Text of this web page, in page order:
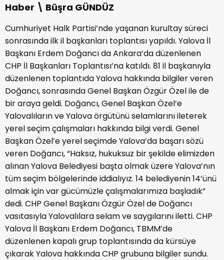
Haber \ Büşra GÜNDÜZ
Cumhuriyet Halk Partisi’nde yaşanan kurultay süreci
sonrasında ilk il başkanları toplantısı yapıldı. Yalova İl
Başkanı Erdem Doğancı da Ankara’da düzenlenen
CHP İl Başkanları Toplantısı’na katıldı. 81 il başkanıyla
düzenlenen toplantıda Yalova hakkında bilgiler veren
Doğancı, sonrasında Genel Başkan Özgür Özel ile de
bir araya geldi. Doğancı, Genel Başkan Özel’e
Yalovalıların ve Yalova örgütünü selamlarını ileterek
yerel seçim çalışmaları hakkında bilgi verdi. Genel
Başkan Özel’e yerel seçimde Yalova’da başarı sözü
veren Doğancı, “Haksız, hukuksuz bir şekilde elimizden
alınan Yalova Belediyesi başta olmak üzere Yalova’nın
tüm seçim bölgelerinde iddialıyız. 14 belediyenin 14’ünü
almak için var gücümüzle çalışmalarımıza başladık”
dedi. CHP Genel Başkanı Özgür Özel de Doğancı
vasıtasıyla Yalovalılara selam ve saygılarını iletti. CHP
Yalova İl Başkanı Erdem Doğancı, TBMM’de
düzenlenen kapalı grup toplantısında da kürsüye
çıkarak Yalova hakkında CHP grubuna bilgiler sundu.